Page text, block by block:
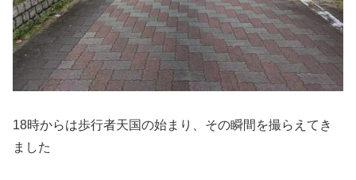
18時からは歩行者天国の始まり、その瞬間を撮らえてき
ました